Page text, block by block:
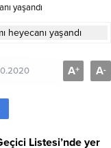
yaşandı
A+ A-
Listesi’nde yer